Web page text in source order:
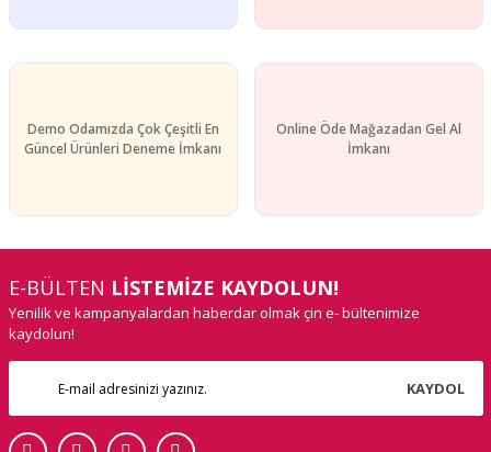
Demo Odamızda Çok Çeşitli En
Güncel Ürünleri Deneme İmkanı
Online Öde Mağazadan Gel Al
İmkanı
E-BÜLTEN LİSTEMİZE KAYDOLUN!
Yenilik ve kampanyalardan haberdar olmak çin e- bültenimize
kaydolun!
KAYDOL